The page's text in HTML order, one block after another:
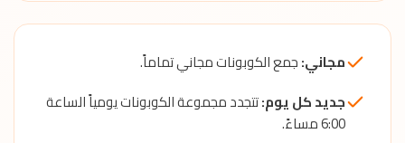
مجاني:جمع الكوبونات مجاني تماماً.
جديد كل يوم:تتجدد مجموعة الكوبونات يومياً الساعة
6:00 مساءً.